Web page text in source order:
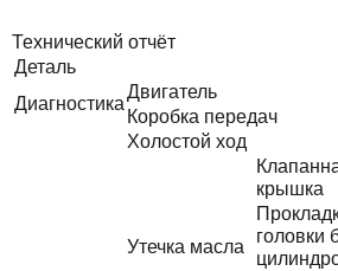
Технический отчёт
Деталь
Диагностика
Двигатель
Коробка передач
Холостой ход
Утечка масла
крышка
головки